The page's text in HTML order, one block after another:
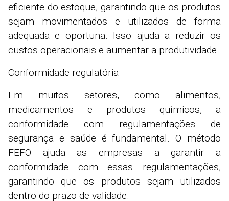
eficiente do estoque, garantindo que os produtos
sejam movimentados e utilizados de forma
adequada e oportuna. Isso ajuda a reduzir os
custos operacionais e aumentar a produtividade.
Conformidade regulatória
Em muitos setores, como alimentos,
medicamentos e produtos químicos, a
conformidade com regulamentações de
segurança e saúde é fundamental. O método
FEFO ajuda as empresas a garantir a
conformidade com essas regulamentações,
garantindo que os produtos sejam utilizados
dentro do prazo de validade.